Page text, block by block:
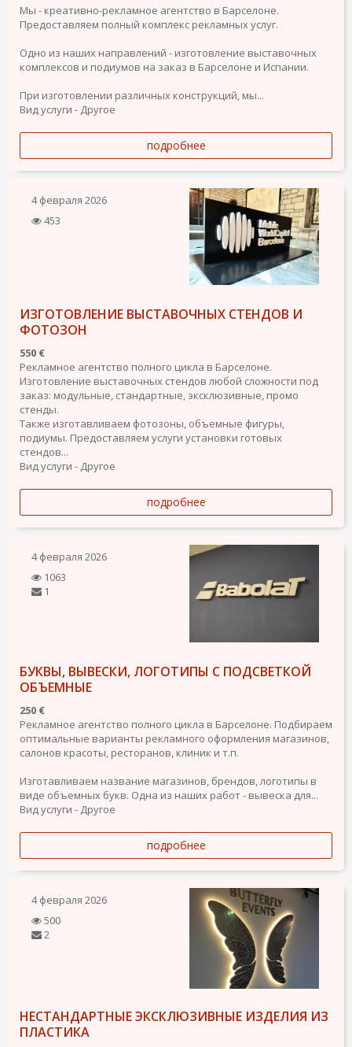
Мы - креативно-рекламное агентство в Барселоне.
Предоставляем полный комплекс рекламных услуг.
Одно из наших направлений - изготовление выставочных
комплексов и подиумов на заказ в Барселоне и Испании.
При изготовлении различных конструкций, мы...
Вид услуги - Другое
подробнее
4 февраля 2026
453
ИЗГОТОВЛЕНИЕ ВЫСТАВОЧНЫХ СТЕНДОВ И
ФОТОЗОН
550 €
Рекламное агентство полного цикла в Барселоне.
Изготовление выставочных стендов любой сложности под
заказ: модульные, стандартные, эксклюзивные, промо
стенды.
Также изготавливаем фотозоны, объемные фигуры,
подиумы. Предоставляем услуги установки готовых
стендов...
Вид услуги - Другое
подробнее
4 февраля 2026
1063
1
БУКВЫ, ВЫВЕСКИ, ЛОГОТИПЫ С ПОДСВЕТКОЙ
ОБЪЕМНЫЕ
250 €
Рекламное агентство полного цикла в Барселоне. Подбираем
оптимальные варианты рекламного оформления магазинов,
салонов красоты, ресторанов, клиник и т.п.
Изготавливаем название магазинов, брендов, логотипы в
виде объемных букв. Одна из наших работ - вывеска для...
Вид услуги - Другое
подробнее
4 февраля 2026
500
2
НЕСТАНДАРТНЫЕ ЭКСКЛЮЗИВНЫЕ ИЗДЕЛИЯ ИЗ
ПЛАСТИКА